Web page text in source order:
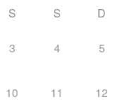
S S D
3 4 5
10 11 12